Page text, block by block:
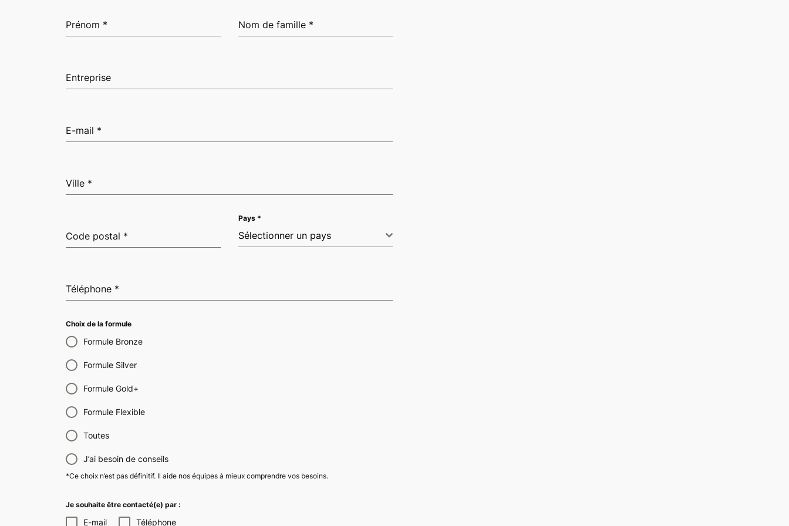
Prénom * Nom de famille *
Entreprise
E-mail *
Ville *
Code postal *
Pays *
Sélectionner un pays
Téléphone *
Choix de la formule
Formule Bronze
Formule Silver
Formule Gold+
Formule Flexible
Toutes
J’ai besoin de conseils
*Ce choix n’est pas définitif. Il aide nos équipes à mieux comprendre vos besoins.
Je souhaite être contacté(e) par :
E-mail Téléphone